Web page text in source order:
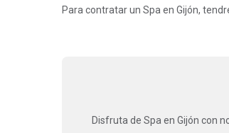
Para contratar un Spa en Gijón,
Disfruta de Spa en Gijón con